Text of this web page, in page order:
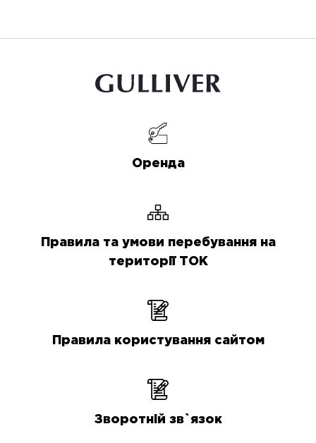
Оренда
Правила та умови перебування на
території ТОК
Правила користування сайтом
Зворотній зв`язок